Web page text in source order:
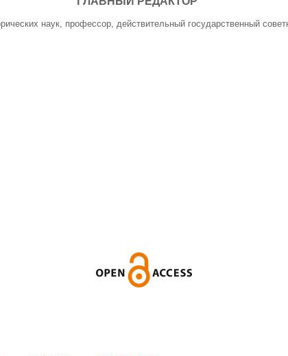
наук, профессор, действительный государственный